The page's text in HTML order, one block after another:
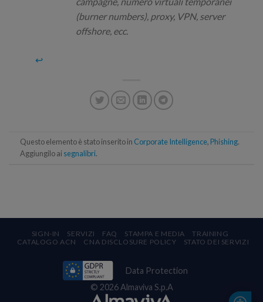
(burner numbers), proxy, VPN, server
offshore, ecc.
↩
Questo elemento è stato inserito in Corporate Intelligence, Phishing.
Aggiungilo ai segnalibri.
SIGN-IN SERVIZI FAQ STAMPA E MEDIA
TRAINING
CATALOGO ACN
CNA DISCLOSURE POLICY STATO DEI SERVIZI
Data Protection
© 2026 Almaviva S.p.A